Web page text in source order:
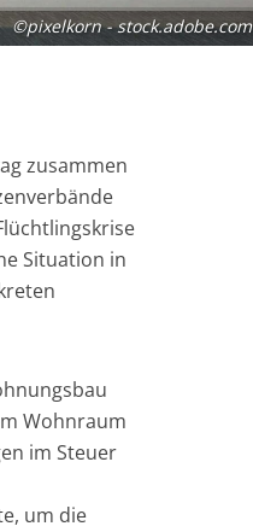
©pixelkorn - stock.adobe.com
zusammen
Situation in
Wohnraum
im Steuer
um die